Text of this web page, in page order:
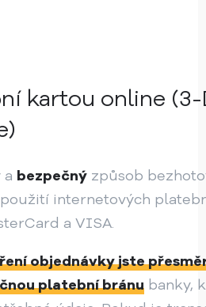
kartou online
a bezpečný způsob
internetových
a VISA.
objednávky jste
platební bránu banky,